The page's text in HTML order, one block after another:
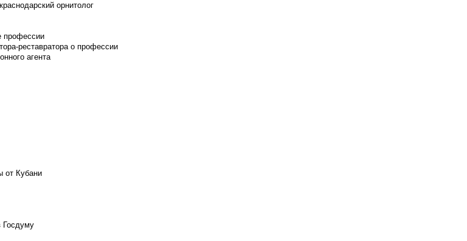
орнитолог
профессии
реставратора о профессии
агента
от Кубани
Госдуму